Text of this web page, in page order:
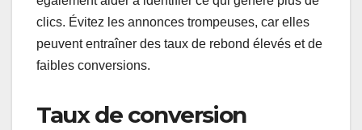
clics. Évitez les annonces trompeuses, car elles
peuvent entraîner des taux de rebond élevés et de
faibles conversions.
Taux de conversion